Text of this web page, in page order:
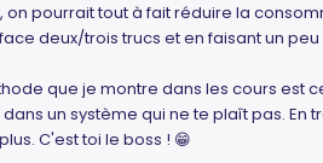
pourrait tout à fait réduire la
deux/trois trucs et en faisant un
que je montre dans les cours est
un système qui ne te plaît pas.
C'est toi le boss ! 😁